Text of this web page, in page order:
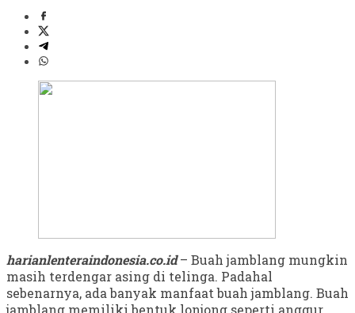
harianlenteraindonesia.co.id – Buah jamblang mungkin
masih terdengar asing di telinga. Padahal
sebenarnya, ada banyak manfaat buah jamblang. Buah
jamblang memiliki bentuk lonjong seperti anggur.